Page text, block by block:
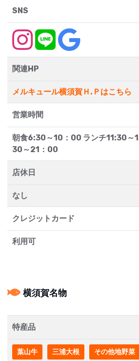
SNS
関連HP
メルキュール横須賀Ｈ.Ｐはこちら
営業時間
朝食6:30～10：00 ランチ11:30～
30～21：00
店休日
なし
クレジットカード
利用可
横須賀名物
特産品
葉山牛 三浦大根 その他地野菜